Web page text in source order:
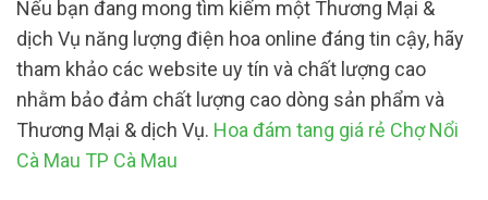
Nếu bạn đang mong tìm kiếm một Thương Mại &
dịch Vụ năng lượng điện hoa online đáng tin cậy, hãy
tham khảo các website uy tín và chất lượng cao
nhằm bảo đảm chất lượng cao dòng sản phẩm và
Thương Mại & dịch Vụ. Hoa đám tang giá rẻ Chợ Nổi
Cà Mau TP Cà Mau